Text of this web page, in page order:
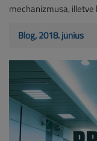
mechanizmusa,
Blog, 2018. június